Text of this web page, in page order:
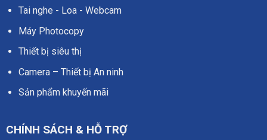
Tai nghe - Loa - Webcam
Máy Photocopy
Thiết bị siêu thị
Camera – Thiết bị An ninh
Sản phẩm khuyến mãi
CHÍNH SÁCH & HỖ TRỢ